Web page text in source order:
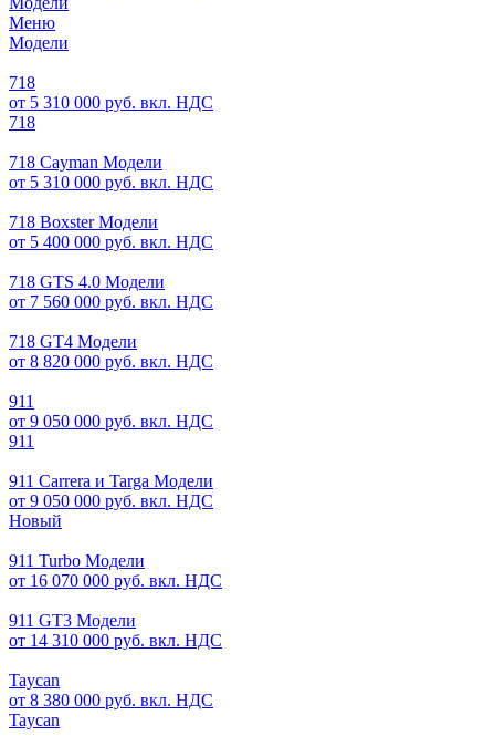
Меню
Модели
718
от 5 310 000 руб. вкл. НДС
718
718 Cayman Модели
от 5 310 000 руб. вкл. НДС
718 Boxster Модели
от 5 400 000 руб. вкл. НДС
718 GTS 4.0 Модели
от 7 560 000 руб. вкл. НДС
718 GT4 Модели
от 8 820 000 руб. вкл. НДС
911
от 9 050 000 руб. вкл. НДС
911
911 Carrera и Targa Модели
от 9 050 000 руб. вкл. НДС
Новый
911 Turbo Модели
от 16 070 000 руб. вкл. НДС
911 GT3 Модели
от 14 310 000 руб. вкл. НДС
Taycan
от 8 380 000 руб. вкл. НДС
Taycan